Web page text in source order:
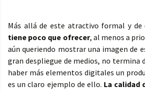
Más allá de este atractivo formal y de
tiene poco que ofrecer, al menos a
aún queriendo mostrar una imagen de
gran despliegue de medios, no termina
haber más elementos digitales un
es un claro ejemplo de ello. La calidad